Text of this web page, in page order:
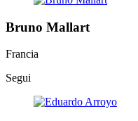
Bruno Mallart
Francia
Segui